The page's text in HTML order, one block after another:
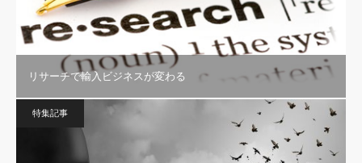
リサーチで輸入ビジネスが変わる
特集記事